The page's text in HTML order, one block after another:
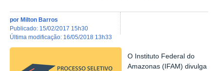
por Milton Barros
publicado: 15/02/2017 15h30
última modificação: 16/05/2018 13h33
O Instituto Federal do
Amazonas (IFAM) divulga